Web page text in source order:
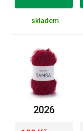
skladem
2026